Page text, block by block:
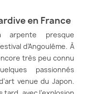
en France
arpente presque
d’Angoulême. À
très peu connu
passionnés
venue du Japon.